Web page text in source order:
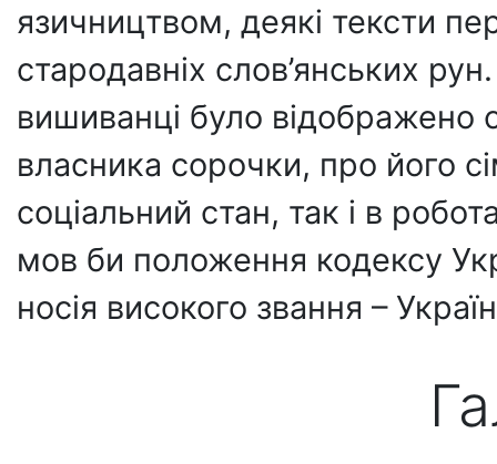
язичництвом, деякі тексти
стародавніх слов’янських
вишиванці було відображено
власника сорочки, про його
соціальний стан, так і в
мов би положення кодексу
носія високого звання –